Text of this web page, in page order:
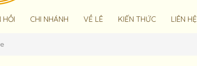
HỒI CHI NHÁNH VỀ LÊ KIẾN THỨC LIÊN HỆ